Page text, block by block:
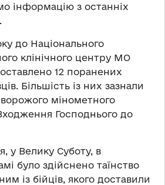
інформацію з останніх
до Національного
клінічного центру МО
12 поранених
Більшість із них зазнали
мінометного
Господнього до
у Велику Суботу, в
було здійснено таїнство
із бійців, якого доставили